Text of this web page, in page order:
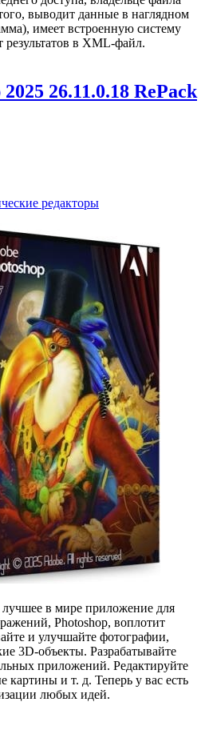
выводит данные в наглядном
имеет встроенную систему
в XML-файл.
26.11.0.18 RePack
редакторы
в мире приложение для
Photoshop, воплотит
и улучшайте фотографии,
3D-объекты. Разрабатывайте
приложений. Редактируйте
и т. д. Теперь у вас есть
любых идей.